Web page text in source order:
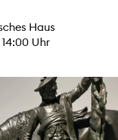
Haus
14:00 Uhr